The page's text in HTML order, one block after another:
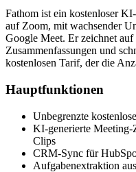
Fathom ist ein kostenloser
auf Zoom, mit wachsender
Google Meet. Er zeichnet
Zusammenfassungen und
kostenlosen Tarif, der die
Hauptfunktionen
Unbegrenzte
KI-generierte Meeting-
Clips
CRM-Sync für
Aufgabenextraktion